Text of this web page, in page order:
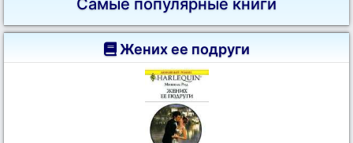
Самые популярные книги
Жених ее подруги